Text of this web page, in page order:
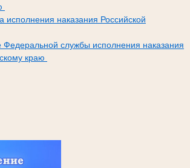
исполнения наказания Российской
Федеральной службы исполнения наказания
краю